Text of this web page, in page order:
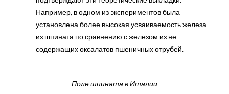
Например, в одном из экспериментов была
установлена более высокая усваиваемость железа
из шпината по сравнению с железом из не
содержащих оксалатов пшеничных отрубей.
Поле шпината в Италии